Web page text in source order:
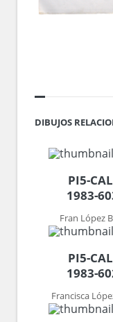
DIBUJOS
PI5-
1983-
Fran López
PI5-
1983-
Francisca